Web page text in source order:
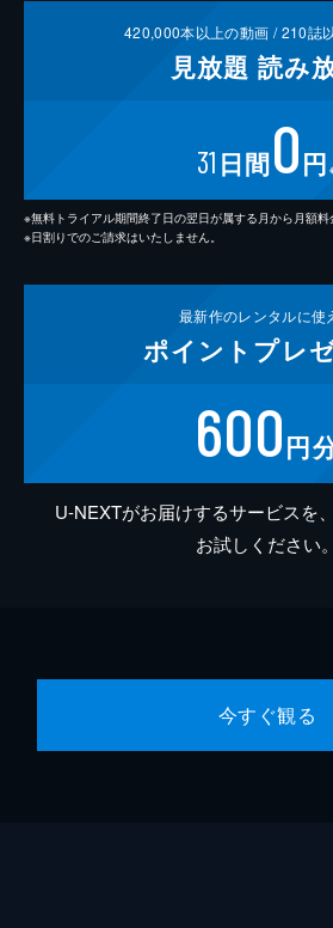
420,000本以上の動画 /210誌
見放題 読み
31 日間0円
※無料トライアル期間終了日の翌日が属する月から月額料
※日割りでのご請求はいたしません。
最新作のレンタルに使
ポイント プレ
600円
U-NEXTがお届けするサービスを
お試しください。
今すぐ観る